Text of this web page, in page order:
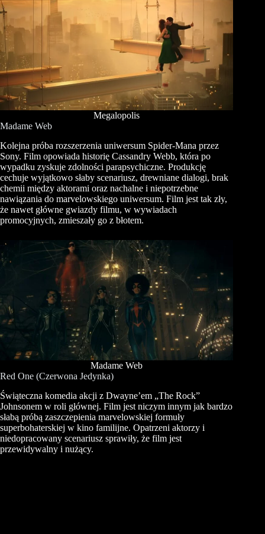
Megalopolis
Madame Web
Kolejna próba rozszerzenia uniwersum Spider-Mana przez
Sony. Film opowiada historię Cassandry Webb, która po
wypadku zyskuje zdolności parapsychiczne. Produkcję
cechuje wyjątkowo słaby scenariusz, drewniane dialogi, brak
chemii między aktorami oraz nachalne i niepotrzebne
nawiązania do marvelowskiego uniwersum. Film jest tak zły,
że nawet główne gwiazdy filmu, w wywiadach
promocyjnych, zmieszały go z błotem.
Madame Web
Red One (Czerwona Jedynka)
Świąteczna komedia akcji z Dwayne’em „The Rock”
Johnsonem w roli głównej. Film jest niczym innym jak bardzo
słabą próbą zaszczepienia marvelowskiej formuły
superbohaterskiej w kino familijne. Opatrzeni aktorzy i
niedopracowany scenariusz sprawiły, że film jest
przewidywalny i nużący.